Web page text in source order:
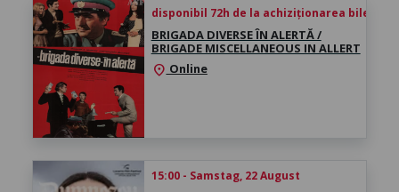
disponibil 72h de la achiziționarea biletului
BRIGADA DIVERSE ÎN ALERTĂ /
BRIGADE MISCELLANEOUS IN ALLERT
location_on Online
15:00 - Samstag, 22 August